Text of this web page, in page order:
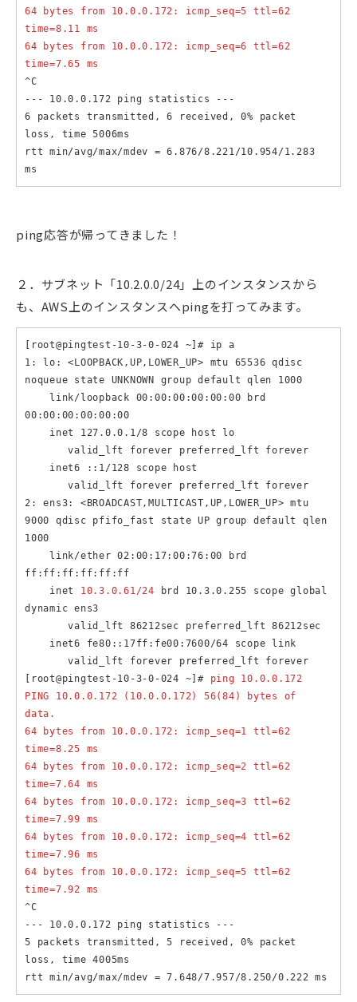
64 bytes from 10.0.0.172: icmp_seq=5 ttl=62
time=8.11 ms
64 bytes from 10.0.0.172: icmp_seq=6 ttl=62
time=7.65 ms
^C
--- 10.0.0.172 ping statistics ---
6 packets transmitted, 6 received, 0% packet
loss, time 5006ms
rtt min/avg/max/mdev = 6.876/8.221/10.954/1.283
ms
ping応答が帰ってきました！
２．サブネット「10.2.0.0/24」上のインスタンスから
も、AWS上のインスタンスへpingを打ってみます。
[root@pingtest-10-3-0-024 ~]# ip a
1: lo: <LOOPBACK,UP,LOWER_UP> mtu 65536 qdisc
noqueue state UNKNOWN group default qlen 1000
00:00:00:00:00:00
       valid_lft forever preferred_lft forever
       valid_lft forever preferred_lft forever
2: ens3: <BROADCAST,MULTICAST,UP,LOWER_UP> mtu
9000 qdisc pfifo_fast state UP group default qlen
1000
ff:ff:ff:ff:ff:ff
    inet
10.3.0.61/24 brd 10.3.0.255 scope global
dynamic ens3
       valid_lft 86212sec preferred_lft 86212sec
       valid_lft forever preferred_lft forever
[root@pingtest-10-3-0-024 ~]#
ping 10.0.0.172
PING 10.0.0.172 (10.0.0.172) 56(84) bytes of
data.
64 bytes from 10.0.0.172: icmp_seq=1 ttl=62
time=8.25 ms
64 bytes from 10.0.0.172: icmp_seq=2 ttl=62
time=7.64 ms
64 bytes from 10.0.0.172: icmp_seq=3 ttl=62
time=7.99 ms
64 bytes from 10.0.0.172: icmp_seq=4 ttl=62
time=7.96 ms
64 bytes from 10.0.0.172: icmp_seq=5 ttl=62
time=7.92 ms
^C
--- 10.0.0.172 ping statistics ---
5 packets transmitted, 5 received, 0% packet
loss, time 4005ms
rtt min/avg/max/mdev = 7.648/7.957/8.250/0.222 ms